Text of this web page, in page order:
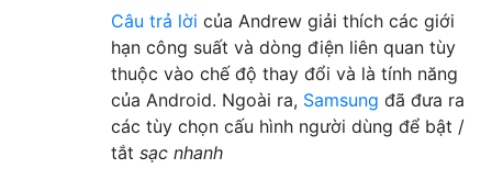
Câu trả lời của Andrew giải thích các giới
hạn công suất và dòng điện liên quan tùy
thuộc vào chế độ thay đổi và là tính năng
của Android. Ngoài ra, Samsung đã đưa ra
các tùy chọn cấu hình người dùng để bật /
tắt sạc nhanh